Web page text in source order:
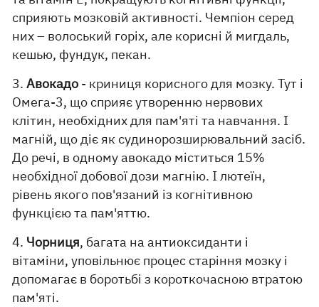
сприяють мозковій активності. Чемпіон серед
них – волоський горіх, але корисні й мигдаль,
кешью, фундук, пекан.
3.Авокадо - криниця корисного для мозку. Тут і
Омега-3, що сприяє утворенню нервових
клітин, необхідних для пам'яті та навчання. І
магній, що діє як судинорозширювальний засіб.
До речі, в одному авокадо міститься 15%
необхідної добової дози магнію. І лютеїн,
рівень якого пов'язаний із когнітивною
функцією та пам'яттю.
4. Чорниця, багата на антиоксиданти і
вітаміни, уповільнює процес старіння мозку і
допомагає в боротьбі з короткочасною втратою
пам'яті.